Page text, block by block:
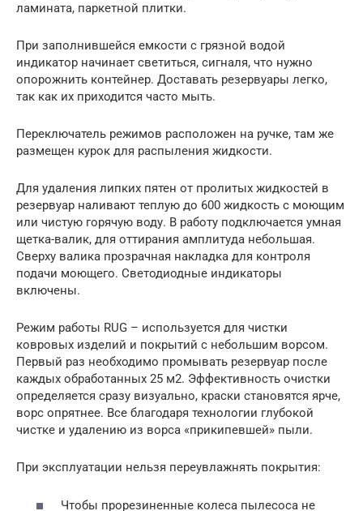
ламината, паркетной плитки.
При заполнившейся емкости с грязной водой
индикатор начинает светиться, сигналя, что нужно
опорожнить контейнер. Доставать резервуары легко,
так как их приходится часто мыть.
Переключатель режимов расположен на ручке, там же
размещен курок для распыления жидкости.
Для удаления липких пятен от пролитых жидкостей в
резервуар наливают теплую до 600 жидкость с моющим
или чистую горячую воду. В работу подключается умная
щетка-валик, для оттирания амплитуда небольшая.
Сверху валика прозрачная накладка для контроля
подачи моющего. Светодиодные индикаторы
включены.
Режим работы RUG – используется для чистки
ковровых изделий и покрытий с небольшим ворсом.
Первый раз необходимо промывать резервуар после
каждых обработанных 25 м2. Эффективность очистки
определяется сразу визуально, краски становятся ярче,
ворс опрятнее. Все благодаря технологии глубокой
чистке и удалению из ворса «прикипевшей» пыли.
При эксплуатации нельзя переувлажнять покрытия:
Чтобы прорезиненные колеса пылесоса не